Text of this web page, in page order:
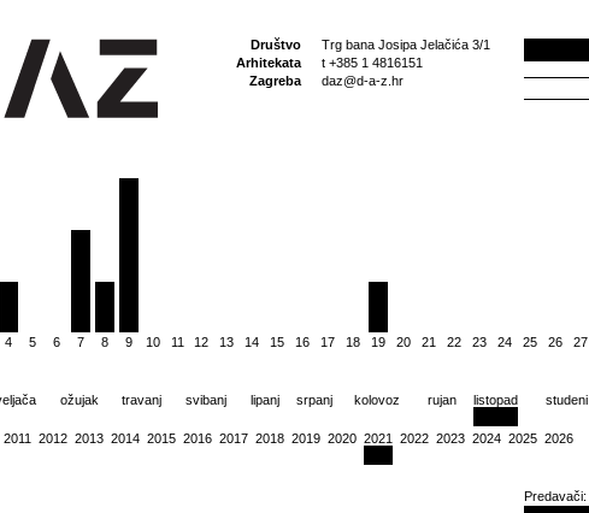
Društvo
Arhitekata
Zagreba
Trg bana Josipa Jelačića 3/1
t +385 1 4816151
daz@d-a-z.hr
4 5 6 7 8 9 10 11 12 13 14 15 16 17 18 19 20 21 22 23 24 25 26 27
ožujak travanj svibanj lipanj srpanj kolovoz rujan listopad studeni
2011 2012 2013 2014 2015 2016 2017 2018 2019 2020 2021 2022 2023 2024 2025 2026
Predavači: